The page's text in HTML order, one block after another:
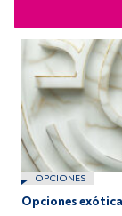
OPCIONES
Opciones